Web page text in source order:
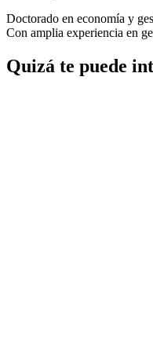
Doctorado en economía y
Con amplia experiencia en
Quizá te puede